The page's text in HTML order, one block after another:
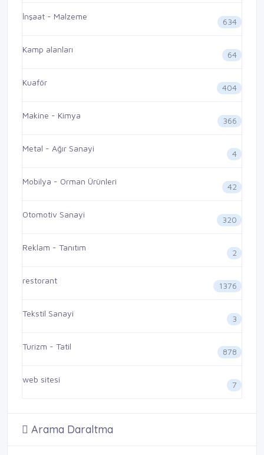
İnşaat - Malzeme
634
Kamp alanları
64
Kuaför
404
Makine - Kimya
366
Metal - Ağır Sanayi
4
Mobilya - Orman Ürünleri
42
Otomotiv Sanayi
320
Reklam - Tanıtım
2
restorant
1376
Tekstil Sanayi
3
Turizm - Tatil
878
web sitesi
7
Arama Daraltma